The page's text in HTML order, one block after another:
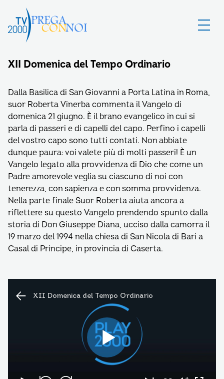
XII Domenica del Tempo Ordinario
Dalla Basilica di San Giovanni a Porta Latina in Roma,
suor Roberta Vinerba commenta il Vangelo di
domenica 21 giugno. È il brano evangelico in cui si
parla di passeri e di capelli del capo. Perfino i capelli
del vostro capo sono tutti contati. Non abbiate
dunque paura: voi valete più di molti passeri! È un
Vangelo legato alla provvidenza di Dio che come un
Padre amorevole veglia su ciascuno di noi con
tenerezza, con sapienza e con somma provvidenza.
Nella parte finale Suor Roberta aiuta ancora a
riflettere su questo Vangelo prendendo spunto dalla
storia di Don Giuseppe Diana, ucciso dalla camorra il
19 marzo del 1994 nella chiesa di San Nicola di Bari a
Casal di Principe, in provincia di Caserta.